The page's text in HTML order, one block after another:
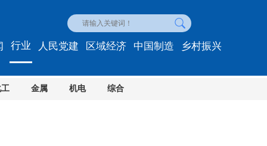
行业
金属 机电 综合
人民党建 区域经济 中国制造 乡村振兴